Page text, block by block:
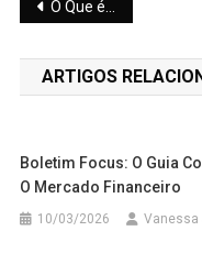
de
Post
O Que é IPCA? Guia Completo e Impactos nos Investimentos em 2026
ARTIGOS
Boletim Focus: O Guia
O Mercado Financeiro
10/03/2026 Vanessa